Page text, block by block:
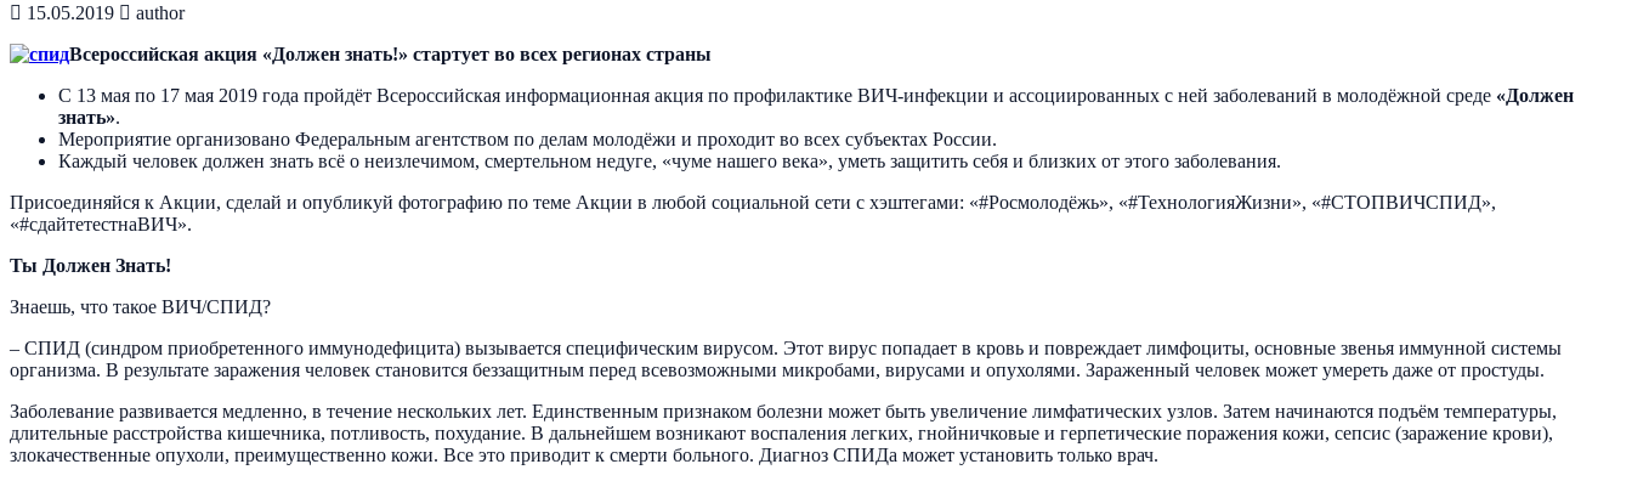
15.05.2019
author
Всероссийская акция «Должен знать!» стартует во всех регионах страны
С 13 мая по 17 мая 2019 года пройдёт Всероссийская информационная акция по профилактике ВИЧ-инфекции и ассоциированных с ней заболеваний в молодёжной среде «Должен
знать».
Мероприятие организовано Федеральным агентством по делам молодёжи и проходит во всех субъектах России.
Каждый человек должен знать всё о неизлечимом, смертельном недуге, «чуме нашего века», уметь защитить себя и близких от этого заболевания.
Присоединяйся к Акции, сделай и опубликуй фотографию по теме Акции в любой социальной сети с хэштегами: «#Росмолодёжь», «#ТехнологияЖизни», «#СТОПВИЧСПИД»,
«#сдайтетестнаВИЧ».
Ты Должен Знать!
Знаешь, что такое ВИЧ/СПИД?
– СПИД (синдром приобретенного иммунодефицита) вызывается специфическим вирусом. Этот вирус попадает в кровь и повреждает лимфоциты, основные звенья иммунной системы
организма. В результате заражения человек становится беззащитным перед всевозможными микробами, вирусами и опухолями. Зараженный человек может умереть даже от простуды.
Заболевание развивается медленно, в течение нескольких лет. Единственным признаком болезни может быть увеличение лимфатических узлов. Затем начинаются подъём температуры,
длительные расстройства кишечника, потливость, похудание. В дальнейшем возникают воспаления легких, гнойничковые и герпетические поражения кожи, сепсис (заражение крови),
злокачественные опухоли, преимущественно кожи. Все это приводит к смерти больного. Диагноз СПИДа может установить только врач.